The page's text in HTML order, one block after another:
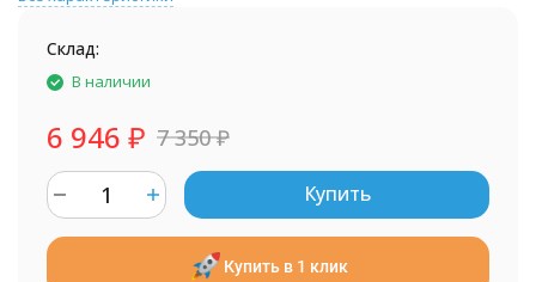
Склад:
В наличии
6 946 ₽ 7 350₽
Купить
Купить в 1 клик